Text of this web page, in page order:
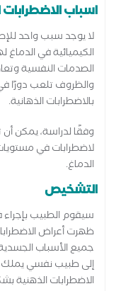
اسباب الاضطرابات
لا يوجد سبب واحد
الكيميائية في الدماغ
الصدمات النفسية
والظروف تلعب دورًا
بالاضطرابات الذهانية.
وفقًا لدراسة، يمكن
لاضطرابات في
الدماغ.
التشخيص
سيقوم الطبيب
ظهرت أعراض
جميع الأسباب
إلى طبيب نفسي
الاضطرابات الذهنية